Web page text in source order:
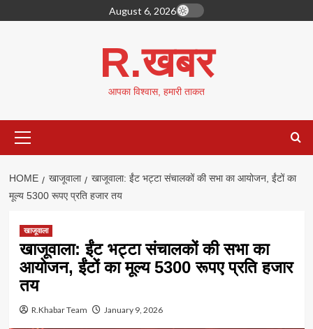
to
August 6, 2026
R.खबर
आपका विश्वास, हमारी ताकत
Menu
HOME खाजूवाला
खाजूवाला: ईंट भट्टा संचालकों की सभा का आयोजन, ईंटों का
मूल्य 5300 रूपए प्रति हजार तय
खाजूवाला
खाजूवाला: ईंट भट्टा संचालकों की सभा का
आयोजन, ईंटों का मूल्य 5300 रूपए प्रति हजार
तय
R.Khabar Team January 9, 2026